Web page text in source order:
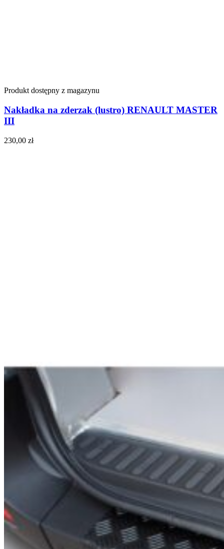
Produkt dostępny z magazynu
Nakładka na zderzak (lustro) RENAULT MASTER
III
230,00 zł